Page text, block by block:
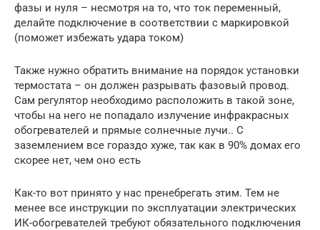
фазы и нуля – несмотря на то, что ток переменный,
делайте подключение в соответствии с маркировкой
(поможет избежать удара током)
Также нужно обратить внимание на порядок установки
термостата – он должен разрывать фазовый провод.
Сам регулятор необходимо расположить в такой зоне,
чтобы на него не попадало излучение инфракрасных
обогревателей и прямые солнечные лучи.. С
заземлением все гораздо хуже, так как в 90% домах его
скорее нет, чем оно есть
Как-то вот принято у нас пренебрегать этим. Тем не
менее все инструкции по эксплуатации электрических
ИК-обогревателей требуют обязательного подключения